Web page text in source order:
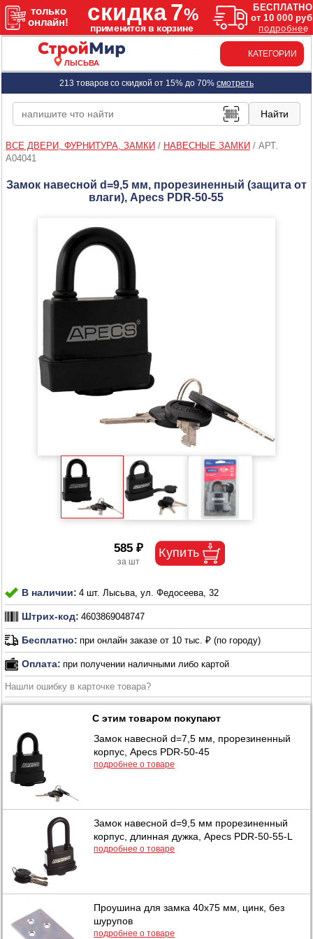
ЛЫСЬВА
КАТЕГОРИИ
213 товаров со скидкой от 15% до 70% смотреть
ВСЕ ДВЕРИ, ФУРНИТУРА, ЗАМКИ / НАВЕСНЫЕ ЗАМКИ / АРТ.
A04041
Замок навесной d=9,5 мм, прорезиненный (защита от
влаги), Apecs PDR-50-55
585 ₽
В наличии: 4 шт. Лысьва, ул. Федосеева, 32
Штрих-код: 4603869048747
Бесплатно: при онлайн заказе от 10 тыс. ₽ (по городу)
Оплата: при получении наличными либо картой
Нашли ошибку в карточке товара?
С этим товаром покупают
Замок навесной d=7,5 мм, прорезиненный
корпус, Apecs PDR-50-45
подробнее о товаре
Замок навесной d=9,5 мм прорезиненный
корпус, длинная дужка, Apecs PDR-50-55-L
подробнее о товаре
Проушина для замка 40х75 мм, цинк, без
шурупов
подробнее о товаре